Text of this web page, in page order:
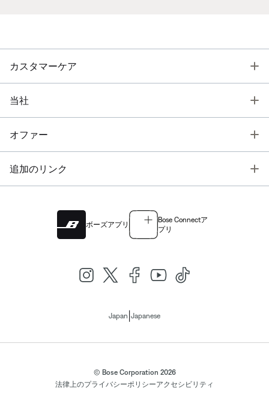
カスタマーケア
当社
オファー
追加のリンク
ボーズアプリ
Bose Connectア
プリ
Japan Japanese
© Bose Corporation 2026
法律上のプライバシーポリシーアクセシビリティ